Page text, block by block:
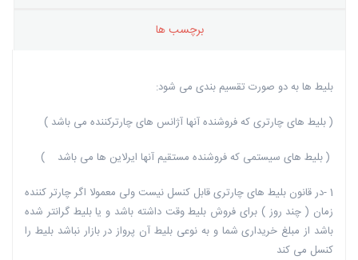
برچسب ها
بلیط ها به دو صورت تقسیم بندی می شود:
( بلیط های چارتری که فروشنده آنها آژانس های چارترکننده می باشد )
( بلیط های سیستمی که فروشنده مستقیم آنها ایرلاین ها می باشد )
1 -در قانون بلیط های چارتری قابل کنسل نیست ولی معمولا اگر چارتر کننده
زمان ( چند روز ) برای فروش بلیط وقت داشته باشد و یا بلیط گرانتر شده
باشد از مبلغ خریداری شما و به نوعی بلیط آن پرواز در بازار نباشد بلیط را
کنسل می کند